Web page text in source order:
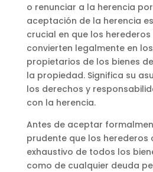
o renunciar a la herencia
aceptación de la herencia
crucial en que los
convierten legalmente en
propietarios de los bienes
la propiedad. Significa su
los derechos y
con la herencia.
Antes de aceptar
prudente que los herederos
exhaustivo de todos los
como de cualquier deuda